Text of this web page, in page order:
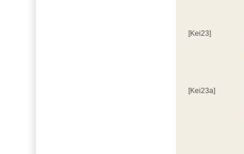
[Kei23]
[Kei23a]